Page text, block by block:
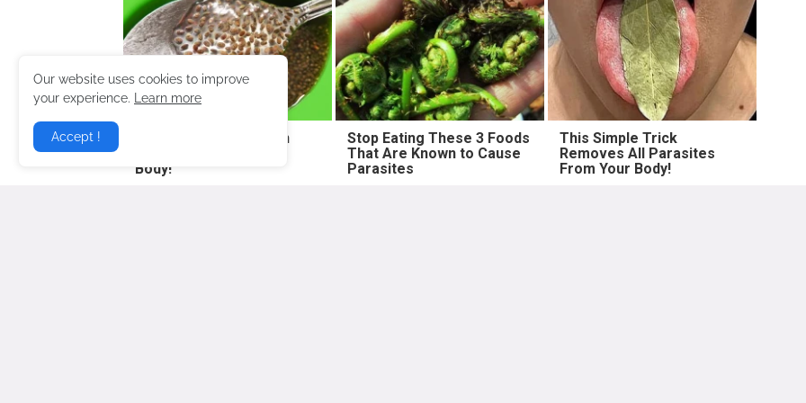
Doctor: One Teaspoon
Body!
Stop Eating These 3 Foods
That Are Known to Cause
Parasites
This Simple Trick
Removes All Parasites
From Your Body!
Our website uses cookies to improve
your experience.
Learn more
Accept !